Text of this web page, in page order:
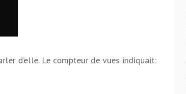
d’elle. Le compteur de vues indiquait: